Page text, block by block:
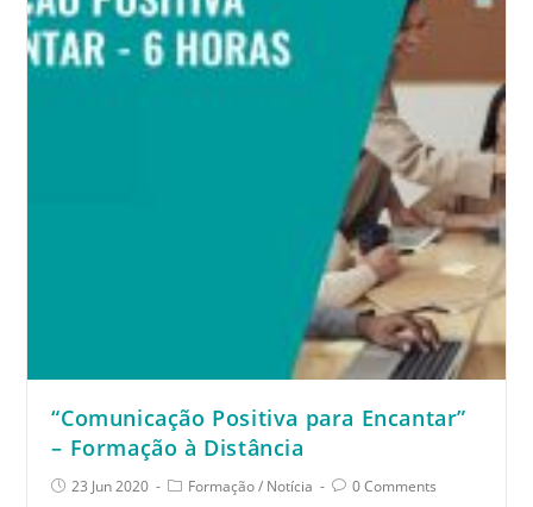
“Comunicação Positiva para Encantar”
– Formação à Distância
23 Jun 2020 Formação / Notícia 0 Comments